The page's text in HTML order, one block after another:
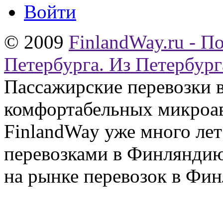
Войти
© 2009 FinlandWay.ru -
Петербурга. Из
Пассажирские
комфортабельных
FinlandWay уже много
перевозками в
на рынке перевозок в